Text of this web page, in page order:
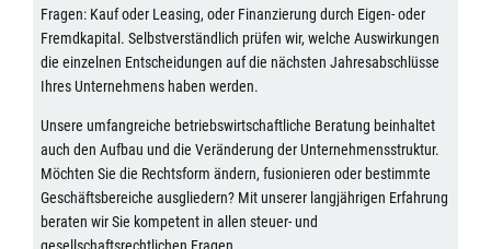
Fragen: Kauf oder Leasing, oder Finanzierung durch Eigen- oder
Fremdkapital. Selbstverständlich prüfen wir, welche Auswirkungen
die einzelnen Entscheidungen auf die nächsten Jahresabschlüsse
Ihres Unternehmens haben werden.
Unsere umfangreiche betriebswirtschaftliche Beratung beinhaltet
auch den Aufbau und die Veränderung der Unternehmensstruktur.
Möchten Sie die Rechtsform ändern, fusionieren oder bestimmte
Geschäftsbereiche ausgliedern? Mit unserer langjährigen Erfahrung
beraten wir Sie kompetent in allen steuer- und
gesellschaftsrechtlichen Fragen.